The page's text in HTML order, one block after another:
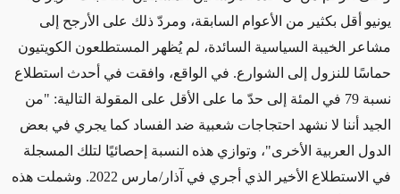
يونيو أقل بكثير من الأعوام السابقة، ومردّ ذلك على الأرجح إلى
مشاعر الخيبة السياسية السائدة، لم يُظهر المستطلعون الكويتيون
حماسًا للنزول إلى الشوارع. في الواقع، وافقت في أحدث استطلاع
نسبة 79 في المئة إلى حدّ ما على الأقل على المقولة التالية: "من
الجيد أننا لا نشهد احتجاجات شعبية ضد الفساد كما يجري في بعض
الدول العربية الأخرى"، وتوازي هذه النسبة إحصائيًا لتلك المسجلة
في الاستطلاع الأخير الذي أجري في آذار/مارس 2022. وشملت هذه